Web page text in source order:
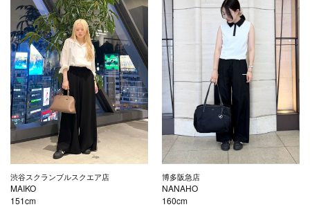
渋谷スクランブルスクエア店
MAIKO
151cm
博多阪急店
NANAHO
160cm